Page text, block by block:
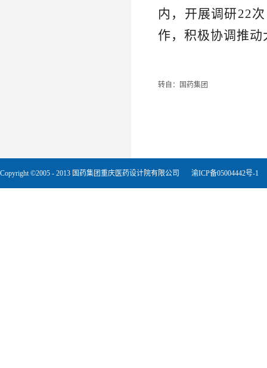
内，开展调研22
作，积极协调推
转自：国药集团
Copyright ©2005 - 2013 国药集团重庆医药设计院有限公司 渝ICP备05004442号-1